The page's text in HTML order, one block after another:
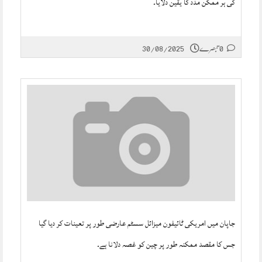
30/08/2025
جاپان میں امریکی ٹائیفون میزائل سسٹم عارضی طور پر تعینات کر دیا گیا
جس کا مقصد ممکنہ طور پر چین کو غصہ دلانا ہے۔